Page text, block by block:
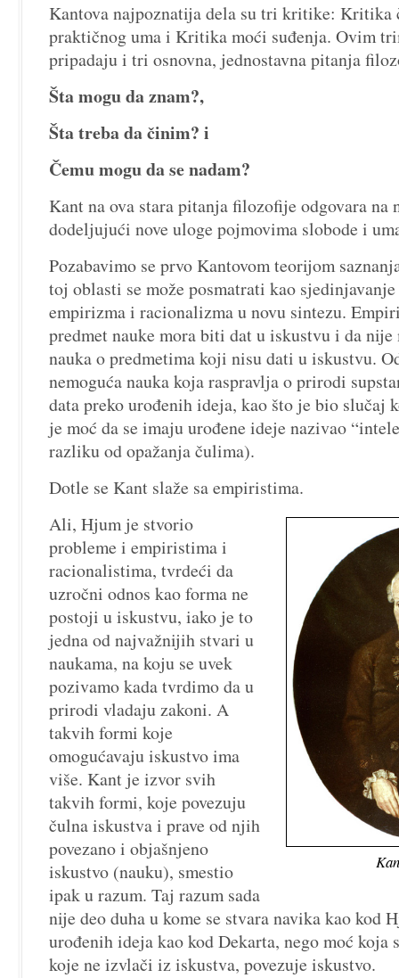
Kantova najpoznatija dela su tri kritike: Kritika
praktičnog uma i Kritika moći suđenja. Ovim
pripadaju i tri osnovna, jednostavna pitanja
Šta mogu da znam?,
Šta treba da činim? i
Čemu mogu da se nadam?
Kant na ova stara pitanja filozofije odgovara na
dodeljujući nove uloge pojmovima slobode i
Pozabavimo se prvo Kantovom teorijom
toj oblasti se može posmatrati kao
empirizma i racionalizma u novu sintezu.
predmet nauke mora biti dat u iskustvu i da nije
nauka o predmetima koji nisu dati u iskustvu.
nemoguća nauka koja raspravlja o prirodi
data preko urođenih ideja, kao što je bio slučaj
je moć da se imaju urođene ideje nazivao
razliku od opažanja čulima).
Dotle se Kant slaže sa empiristima.
Ali, Hjum je stvorio
probleme i empiristima i
racionalistima, tvrdeći da
uzročni odnos kao forma ne
postoji u iskustvu, iako je to
jedna od najvažnijih stvari u
naukama, na koju se uvek
pozivamo kada tvrdimo da u
prirodi vladaju zakoni. A
takvih formi koje
omogućavaju iskustvo ima
više. Kant je izvor svih
takvih formi, koje povezuju
čulna iskustva i prave od njih
povezano i objašnjeno
iskustvo (nauku), smestio
ipak u razum. Taj razum sada
nije deo duha u kome se stvara navika kao kod
urođenih ideja kao kod Dekarta, nego moć koja
koje ne izvlači iz iskustva, povezuje iskustvo.